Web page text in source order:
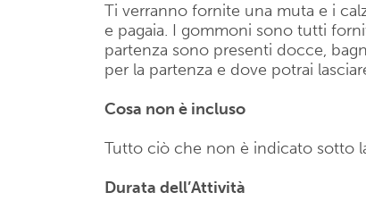
Ti verranno fornite una muta e i
e pagaia. I gommoni sono tutti
partenza sono presenti docce,
per la partenza e dove potrai
Cosa non è incluso
Tutto ciò che non è indicato sotto
Durata dell’Attività